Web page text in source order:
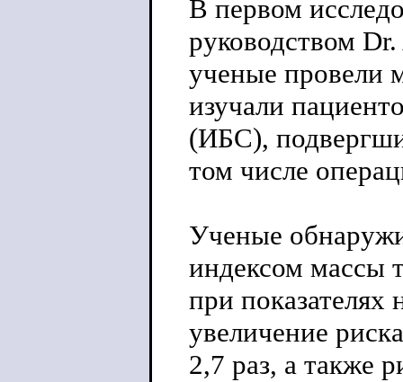
В первом
руководством
ученые провели
изучали
(ИБС),
том числе
Ученые
индексом массы
при
увеличение
2,7 раз, а также